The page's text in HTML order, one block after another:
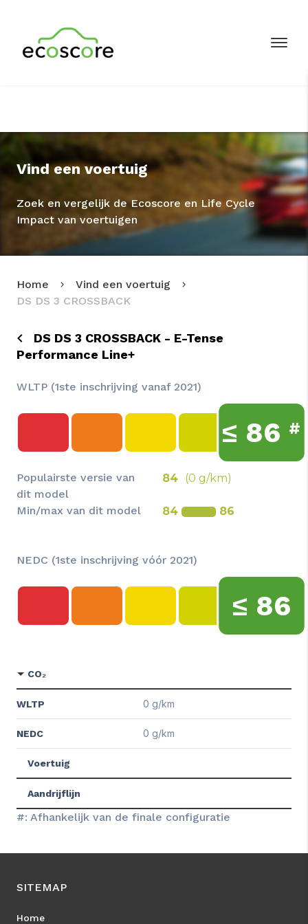
Vind een voertuig
Zoek en vergelijk de Ecoscore en Life Cycle
Impact van voertuigen
Home
Vind een voertuig
DS DS 3 CROSSBACK
DS DS 3 CROSSBACK - E-Tense
Performance Line+
WLTP (1ste inschrijving vanaf 2021)
≤ 86 #
Populairste versie van
dit model
84 (0 g/km)
Min/max van dit model 84 86
NEDC (1ste inschrijving vóór 2021)
≤ 86
CO₂
WLTP 0 g/km
NEDC 0 g/km
Voertuig
Aandrijflijn
#: Afhankelijk van de finale configuratie
SITEMAP
Home